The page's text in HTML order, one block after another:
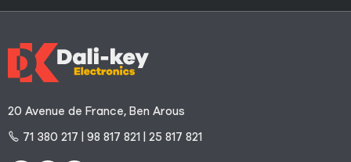
20 Avenue de France, Ben Arous
71 380 217 | 98 817 821 | 25 817 821